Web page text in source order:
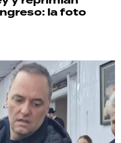
la foto